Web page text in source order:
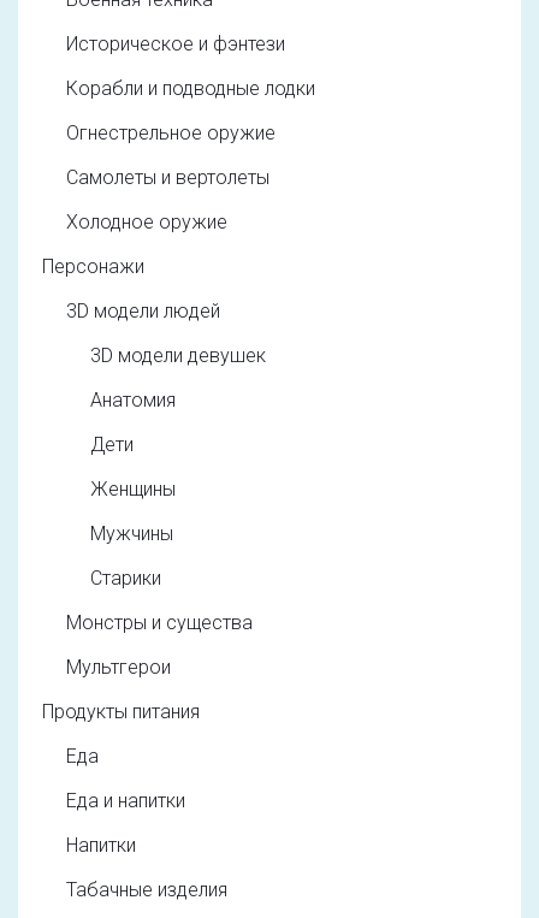
Историческое и фэнтези
Корабли и подводные лодки
Огнестрельное оружие
Самолеты и вертолеты
Холодное оружие
Персонажи
3D модели людей
3D модели девушек
Анатомия
Дети
Женщины
Мужчины
Старики
Монстры и существа
Мультгерои
Продукты питания
Еда
Еда и напитки
Напитки
Табачные изделия